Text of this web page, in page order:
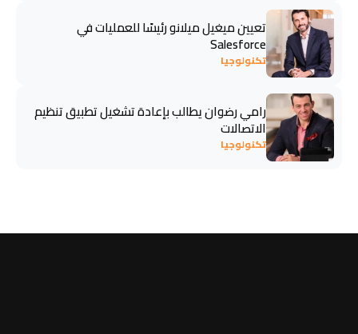
تعيين ميغيل ميلانو رئيسًا للعمليات في
Salesforce
تكنولوجيا
رامي رضوان يطالب بإعادة تشغيل تطبيق تنظيم
الاتصالات
تكنولوجيا